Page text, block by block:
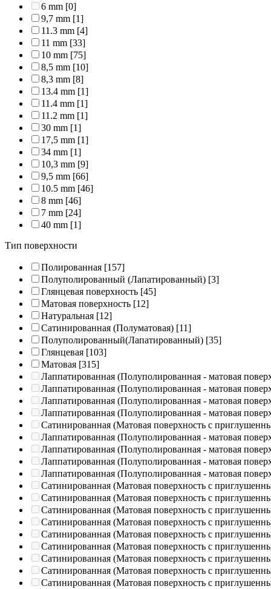
6 mm [0]
9,7 mm [1]
11.3 mm [4]
11 mm [33]
10 mm [75]
8,5 mm [10]
8,3 mm [8]
13.4 mm [1]
11.4 mm [1]
11.2 mm [1]
30 mm [1]
17,5 mm [1]
34 mm [1]
10,3 mm [9]
9,5 mm [66]
10.5 mm [46]
8 mm [46]
7 mm [24]
40 mm [1]
Тип поверхности
Полированная [157]
Полуполированный (Лапатированный) [3]
Глянцевая поверхность [45]
Матовая поверхность [12]
Натуральная [12]
Сатинированная (Полуматовая) [11]
Полуполированный(Лапатированный) [35]
Глянцевая [103]
Матовая [315]
Лаппатированная (Полуполированная - матовая
Лаппатированная (Полуполированная - матовая
Лаппатированная (Полуполированная - матовая
Лаппатированная (Полуполированная - матовая
Сатинированная (Матовая поверхность с
Лаппатированная (Полуполированная - матовая
Лаппатированная (Полуполированная - матовая
Лаппатированная (Полуполированная - матовая
Лаппатированная (Полуполированная - матовая
Сатинированная (Матовая поверхность с
Сатинированная (Матовая поверхность с
Сатинированная (Матовая поверхность с
Сатинированная (Матовая поверхность с
Сатинированная (Матовая поверхность с
Сатинированная (Матовая поверхность с
Сатинированная (Матовая поверхность с
Сатинированная (Матовая поверхность с
Сатинированная (Матовая поверхность с